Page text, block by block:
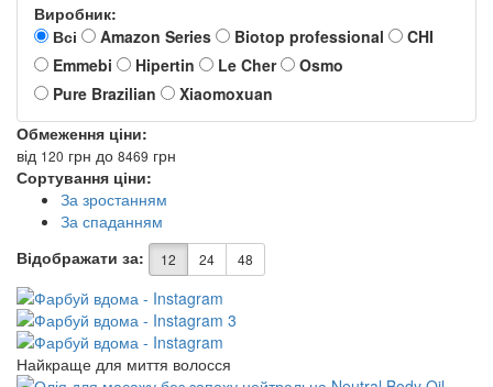
Виробник:
Всі
Amazon Series Biotop professional
CHI
Emmebi
Hipertin Le Cher
Osmo
Pure Brazilian
Xiaomoxuan
Обмеження ціни:
від 120 грн до 8469 грн
Сортування ціни:
За зростанням
За спаданням
Відображати за:
12 24 48
Найкраще для миття волосся